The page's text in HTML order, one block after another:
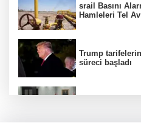
srail Basını
Hamleleri Tel
Trump
süreci başladı